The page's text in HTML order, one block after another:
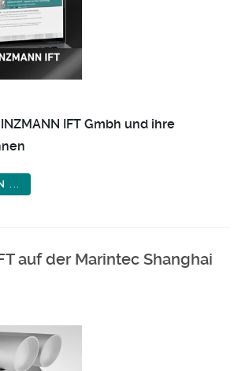
IFT Gmbh und ihre
...
auf der Marintec Shanghai